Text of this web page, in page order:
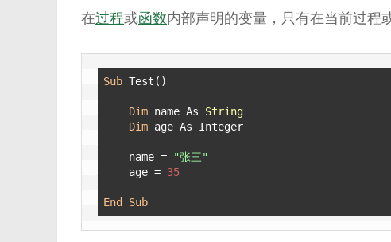
在过程或函数内部声明的变量，只有在当前过程
Sub Test()
Dim name As String
Dim age As Integer
    name =
"张三"
    age =
35
End Sub